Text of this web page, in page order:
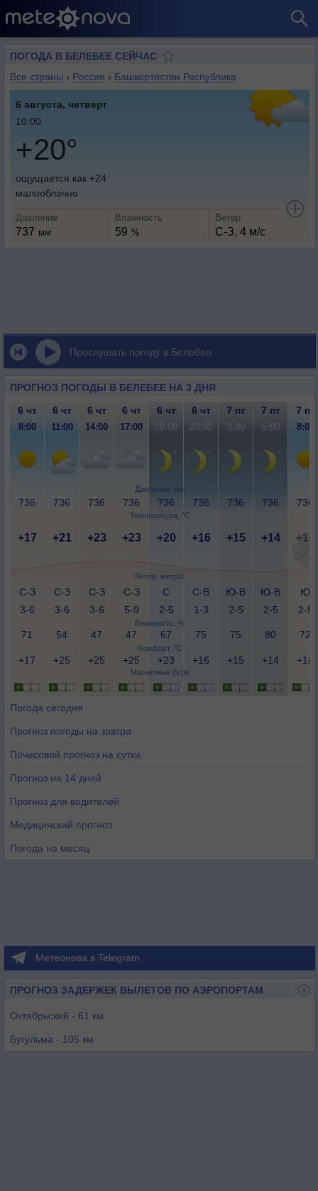
ПОГОДА В БЕЛЕБЕЕ СЕЙЧАС
Все страны › Россия › Башкортостан Республика
6 августа, четверг
10:00
+20°
ощущается как +24
малооблачно
Давление
737 мм
Влажность
59 %
Ветер
С-З, 4 м/с
Прослушать погоду в Белебее
ПРОГНОЗ ПОГОДЫ В БЕЛЕБЕЕ НА 3 ДНЯ
Давление, мм
Температура, °C
Ветер, метр/с
Влажность, %
Комфорт, °C
Магнитные бури
6 чт 6 чт 6 чт 6 чт 6 чт 6 чт 7 пт 7 пт 7 пт
8:00 11:00 14:00 17:00 20:00 23:00 2:00 5:00 8:00
736 736 736 736 736 736 736 736 736
+17 +21 +23 +23 +20 +16 +15 +14 +18
С-З
3-6
С-З
3-6
С-З
3-6
С-З
5-9
С
2-5
С-В
1-3
Ю-В
2-5
Ю-В
2-5
Ю
2-5
71 54 47 47 67 75 75 80 72
+17 +25 +25 +25 +23 +16 +15 +14 +18
Погода сегодня
Прогноз погоды на завтра
Почасовой прогноз на сутки
Прогноз на 14 дней
Прогноз для водителей
Медицинский прогноз
Погода на месяц
Метеонова в Telegram
ПРОГНОЗ ЗАДЕРЖЕК ВЫЛЕТОВ ПО АЭРОПОРТАМ
Октябрьский - 61 км
Бугульма - 105 км